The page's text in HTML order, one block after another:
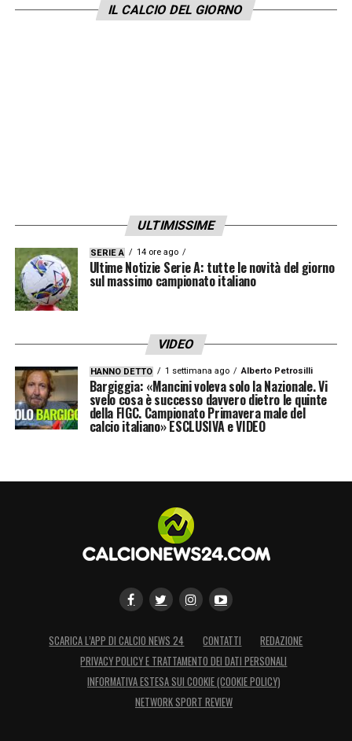
Nato in Cayenne ma naturalizzato
IL CALCIO DEL GIORNO
ULTIMISSIME
SERIE A 14 ore ago
Ultime Notizie Serie A: tutte le novità del giorno
sul massimo campionato italiano
VIDEO
HANNO DETTO 1 settimana ago Alberto Petrosilli
Bargiggia: «Mancini voleva solo la Nazionale. Vi
svelo cosa è successo davvero dietro le quinte
della FIGC. Campionato Primavera male del
calcio italiano» ESCLUSIVA e VIDEO
SCARICA L’APP DI CALCIO NEWS 24 CONTATTI
REDAZIONE
PRIVACY POLICY E TRATTAMENTO DEI DATI PERSONALI
INFORMATIVA ESTESA SUI COOKIE (COOKIE POLICY)
NETWORK SPORT REVIEW